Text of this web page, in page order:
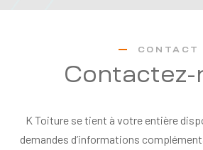
CONTACT
Contactez-
K Toiture se tient à votre entière
demandes d’informations